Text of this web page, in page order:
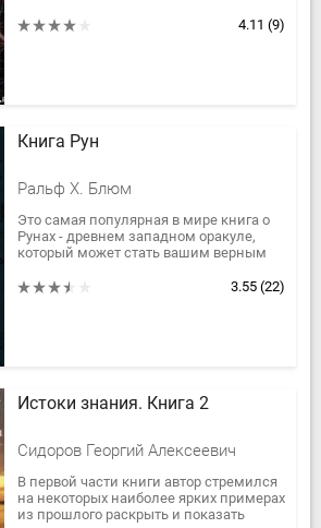
Перед вами – новый полный...
4.11 (9)
Книга Рун
Ральф Х. Блюм
Это самая популярная в мире книга о
Рунах - древнем западном оракуле,
который может стать вашим верным
самораскрытия. Ральф Блюм сумел...
3.55 (22)
Истоки знания. Книга 2
Сидоров Георгий Алексеевич
В первой части книги автор стремился
на некоторых наиболее ярких примерах
из прошлого раскрыть и показать